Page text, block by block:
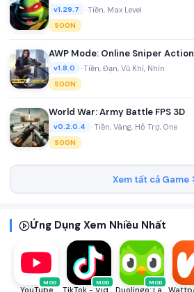
v1.29.7 Tiền, Max Level
SOON
AWP Mode: Online Sniper Action
v1.8.0 Tiền, Đạn, Vũ Khí, Nhìn
SOON
World War: Army Battle FPS 3D
v0.2.0.4 Tiền, Vàng, Hỗ Trợ, One
SOON
Xem tất cả Game
Ứng Dụng Xem Nhiều Nhất
MOD
YouTube
MOD
TikTok - Videos, Shop & LIVE
MOD
Duolingo: Language & Chess